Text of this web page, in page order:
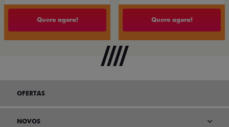
Quero agora! Quero agora!
OFERTAS
NOVOS